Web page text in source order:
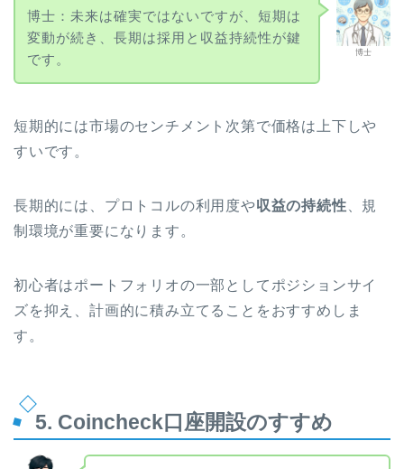
博士
博士：未来は確実ではないですが、短期は
変動が続き、長期は採用と収益持続性が鍵
です。
短期的には市場のセンチメント次第で価格は上下しや
すいです。
長期的には、プロトコルの利用度や収益の持続性 、規
制環境が重要になります。
初心者はポートフォリオの一部としてポジションサイ
ズを抑え、計画的に積み立てることをおすすめしま
す。
5. Coincheck口座開設のすすめ